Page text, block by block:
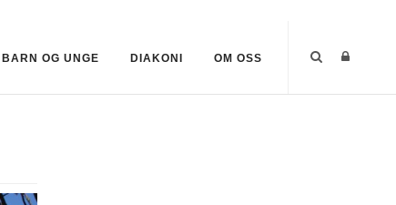
BARN OG UNGE DIAKONI OM OSS